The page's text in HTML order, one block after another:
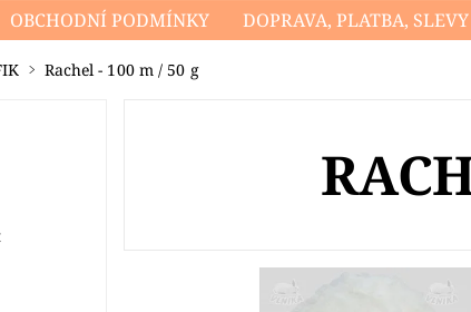
OBCHODNÍ PODMÍNKY DOPRAVA, PLATBA, SLEVY
KONTAKTY PODMÍNKY OCHRANY OSOBNÍCH
Rachel - 100 m / 50 g